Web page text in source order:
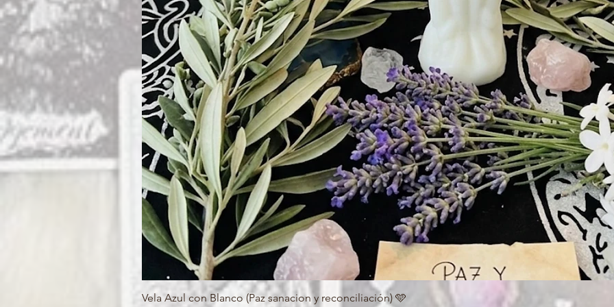
Quick View
Vela Azul con Blanco (Paz sanacion y reconciliación) 🩵